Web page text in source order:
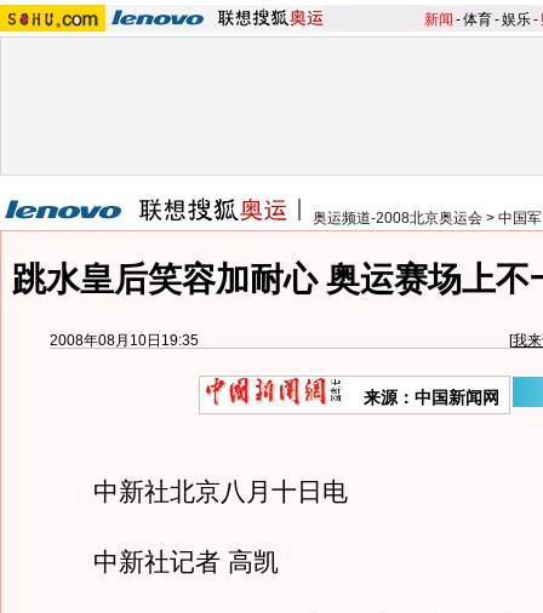
新闻 -体育-娱乐-
奥运频道-2008北京奥运会 > 中国
跳水皇后笑容加耐心 奥运赛场上不
2008年08月10日19:35 [我
来源：中国新闻网
中新社北京八月十日电
中新社记者 高凯